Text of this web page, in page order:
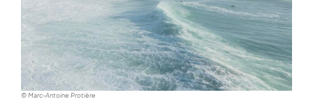
© Marc-Antoine Protière